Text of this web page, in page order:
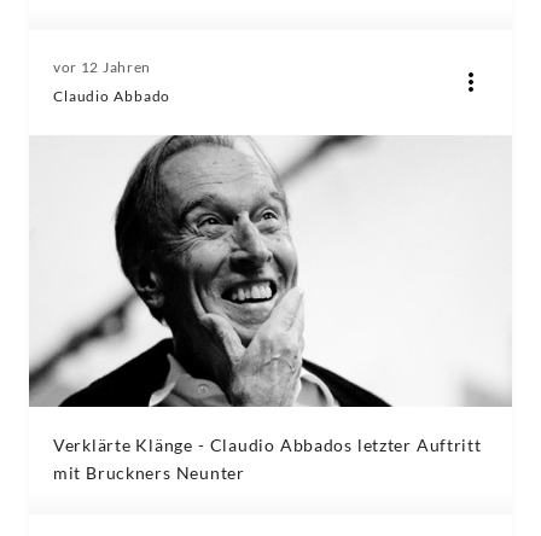
vor 12 Jahren
Claudio Abbado
Verklärte Klänge - Claudio Abbados letzter Auftritt
mit Bruckners Neunter